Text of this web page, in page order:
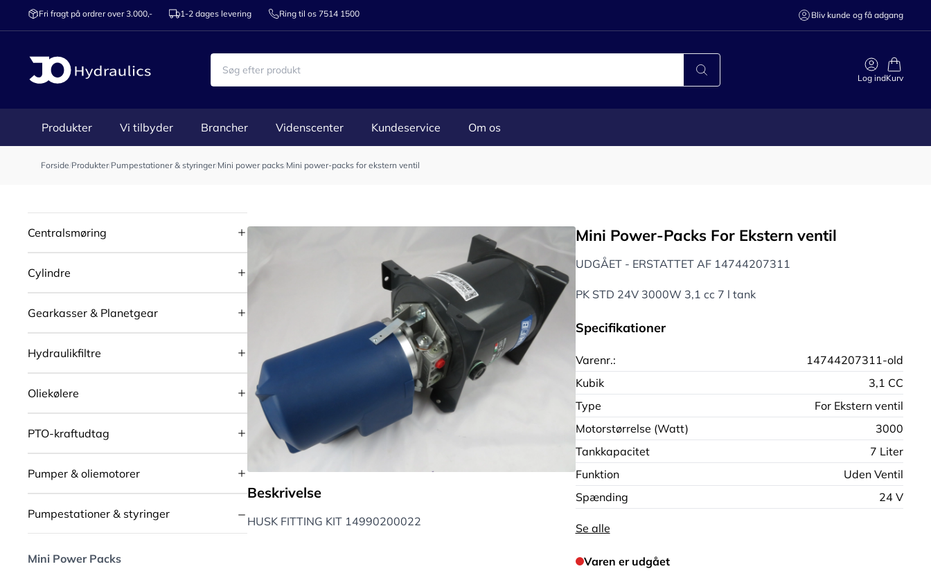
Fri fragt på ordrer over 3.000,- 1-2 dages levering Ring til os 7514 1500 Bliv kunde og få adgang
Log indKurv
Produkter Vi tilbyder Brancher Videnscenter Kundeservice Om os
Forside/Produkter/Pumpestationer & styringer/Mini power packs/Mini power-packs for ekstern ventil
Centralsmøring
Cylindre
Gearkasser & Planetgear
Hydraulikfiltre
Oliekølere
PTO-kraftudtag
Pumper & oliemotorer
Pumpestationer & styringer
Mini Power Packs
Beskrivelse
HUSK FITTING KIT 14990200022
Mini Power-Packs For Ekstern ventil
UDGÅET - ERSTATTET AF 14744207311
PK STD 24V 3000W 3,1 cc 7 l tank
Specifikationer
Varenr.:
14744207311-old
Kubik
3,1 CC
Type
For Ekstern ventil
Motorstørrelse (Watt)
3000
Tankkapacitet
7 Liter
Funktion
Uden Ventil
Spænding
24 V
Se alle
Varen er udgået